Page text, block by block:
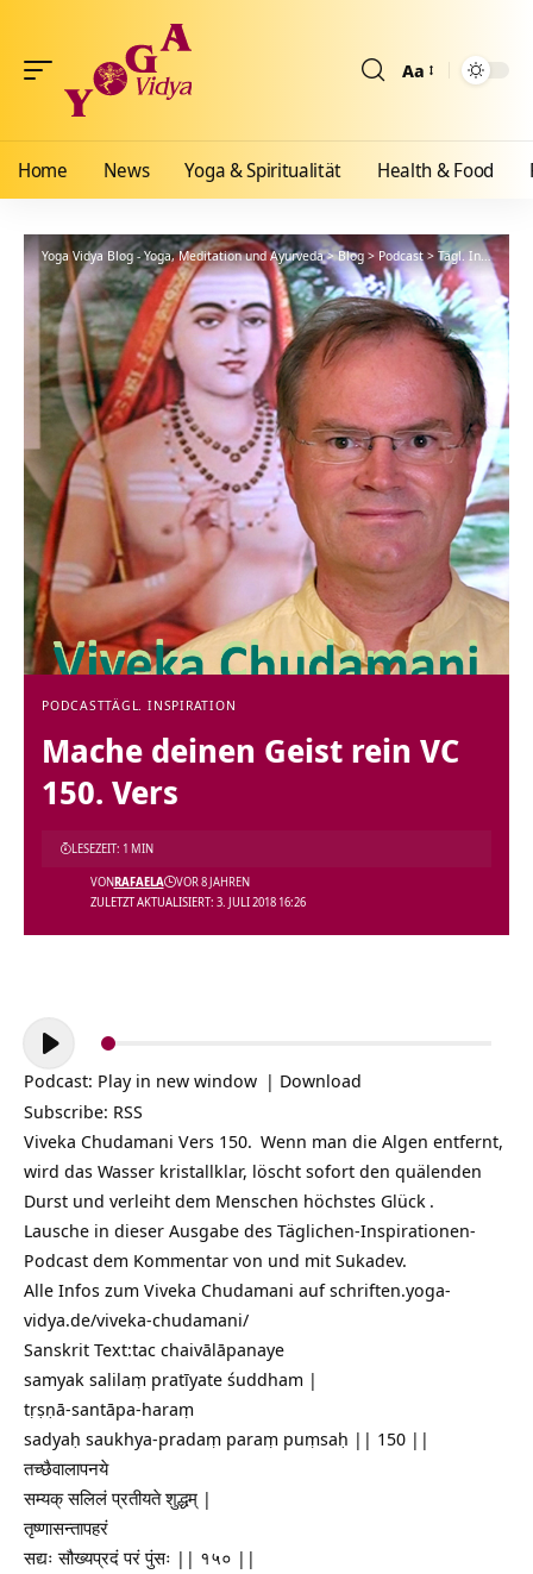
Aa
Home News Yoga & Spiritualität Health & Food
Yoga Vidya Blog - Yoga, Meditation und Ayurveda>Blog> Podcast> Tägl. Inspiration
PODCASTTÄGL. INSPIRATION
Mache deinen Geist rein VC
150. Vers
ZULETZT AKTUALISIERT: 3. JULI 2018 16:26
VONRAFAELA VOR 8 JAHREN
LESEZEIT: 1 MIN
Audio-
Player
Podcast: Play in new window | Download
Subscribe: RSS
Viveka Chudamani Vers 150. Wenn man die Algen entfernt,
wird das Wasser kristallklar, löscht sofort den quälenden
Durst und verleiht dem Menschen höchstes Glück .
Lausche in dieser Ausgabe des Täglichen-Inspirationen-
Podcast dem Kommentar von und mit Sukadev.
Alle Infos zum Viveka Chudamani aufschriften.yoga-
vidya.de/viveka-chudamani/
Sanskrit Text:tac chaivālāpanaye
samyak salilaṃ pratīyate śuddham |
tṛṣṇā-santāpa-haraṃ
sadyaḥ saukhya-pradaṃ paraṃ puṃsaḥ || 150 ||
तच्छैवालापनये
सम्यक् सलिलं प्रतीयते शुद्धम् |
तृष्णासन्तापहरं
सद्यः सौख्यप्रदं परं पुंसः || १५० ||